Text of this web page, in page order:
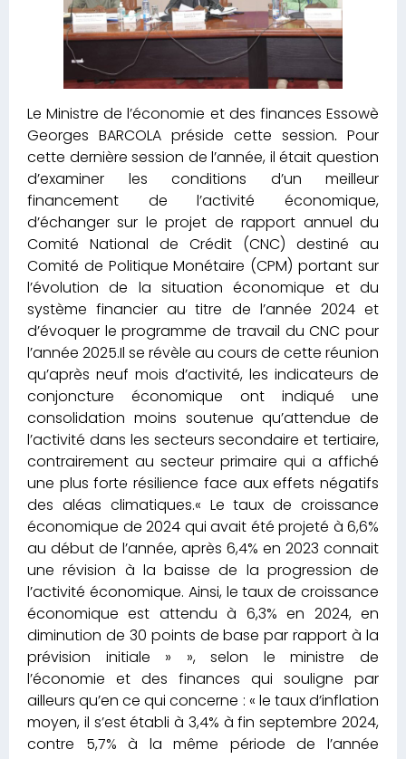
Le Ministre de l’économie et des finances Essowè
Georges BARCOLA préside cette session. Pour
cette dernière session de l’année, il était question
d’examiner les conditions d’un meilleur
financement de l’activité économique,
d’échanger sur le projet de rapport annuel du
Comité National de Crédit (CNC) destiné au
Comité de Politique Monétaire (CPM) portant sur
l’évolution de la situation économique et du
système financier au titre de l’année 2024 et
d’évoquer le programme de travail du CNC pour
l’année 2025.Il se révèle au cours de cette réunion
qu’après neuf mois d’activité, les indicateurs de
conjoncture économique ont indiqué une
consolidation moins soutenue qu’attendue de
l’activité dans les secteurs secondaire et tertiaire,
contrairement au secteur primaire qui a affiché
une plus forte résilience face aux effets négatifs
des aléas climatiques.« Le taux de croissance
économique de 2024 qui avait été projeté à 6,6%
au début de l’année, après 6,4% en 2023 connait
une révision à la baisse de la progression de
l’activité économique. Ainsi, le taux de croissance
économique est attendu à 6,3% en 2024, en
diminution de 30 points de base par rapport à la
prévision initiale » », selon le ministre de
l’économie et des finances qui souligne par
ailleurs qu’en ce qui concerne : « le taux d’inflation
moyen, il s’est établi à 3,4% à fin septembre 2024,
contre 5,7% à la même période de l’année